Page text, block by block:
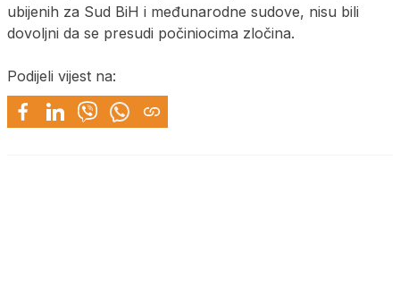
ubijenih za Sud BiH i međunarodne sudove, nisu bili
dovoljni da se presudi počiniocima zločina.
Podijeli vijest na: